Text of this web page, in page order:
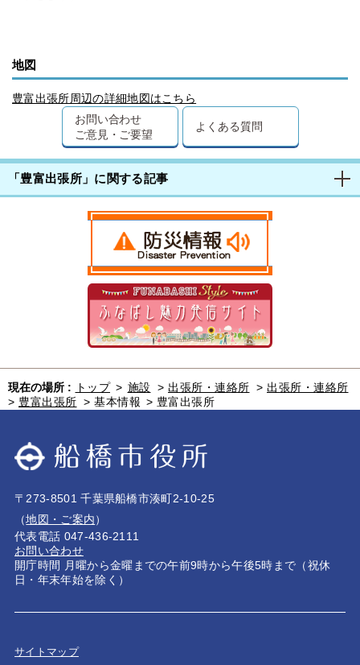
地図
豊富出張所周辺の詳細地図はこちら
お問い合わせ
ご意見・ご要望
よくある質問
「豊富出張所」に関する記事
現在の場所 : トップ > 施設 > 出張所・連絡所 > 出張所・連絡所
> 豊富出張所 > 基本情報 > 豊富出張所
〒273-8501 千葉県船橋市湊町2-10-25
（地図・ご案内）
代表電話 047-436-2111
お問い合わせ
開庁時間 月曜から金曜までの午前9時から午後5時まで（祝休
日・年末年始を除く）
サイトマップ